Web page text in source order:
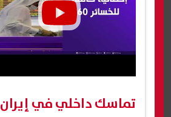
تماسك داخلي في إيران